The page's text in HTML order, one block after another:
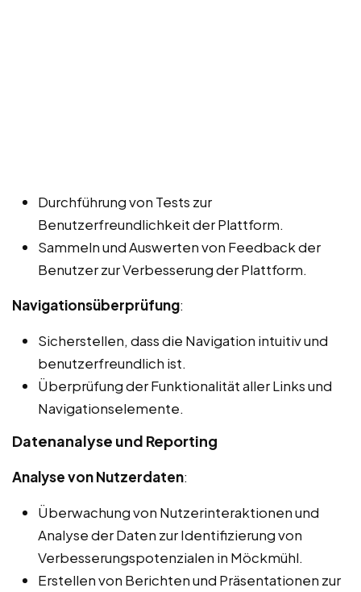
Durchführung von Tests zur
Benutzerfreundlichkeit der Plattform.
Sammeln und Auswerten von Feedback der
Benutzer zur Verbesserung der Plattform.
Navigationsüberprüfung:
Sicherstellen, dass die Navigation intuitiv und
benutzerfreundlich ist.
Überprüfung der Funktionalität aller Links und
Navigationselemente.
Datenanalyse und Reporting
Analyse von Nutzerdaten:
Überwachung von Nutzerinteraktionen und
Analyse der Daten zur Identifizierung von
Verbesserungspotenzialen in Möckmühl.
Erstellen von Berichten und Präsentationen zur